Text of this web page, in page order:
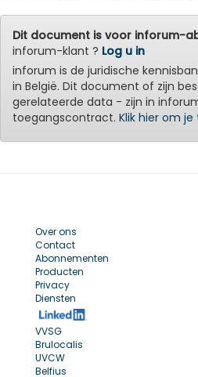
Dit document is voor inforum-
inforum-klant ? Log u in
inforum is de juridische
in België. Dit document of zijn
gerelateerde data - zijn in
toegangscontract. Klik hier om
Over ons
Contact
Abonnementen
Producten
Privacy
Diensten
VVSG
Brulocalis
UVCW
Belfius